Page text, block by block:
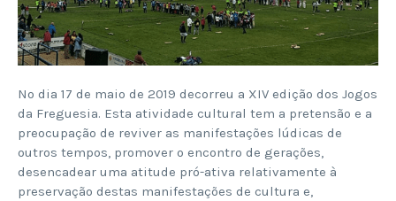
No dia 17 de maio de 2019 decorreu a XIV edição dos Jogos
da Freguesia. Esta atividade cultural tem a pretensão e a
preocupação de reviver as manifestações lúdicas de
outros tempos, promover o encontro de gerações,
desencadear uma atitude pró-ativa relativamente à
preservação destas manifestações de cultura e,